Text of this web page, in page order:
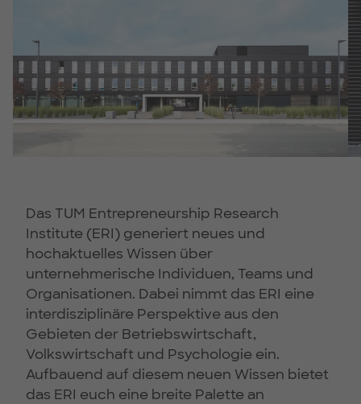
Das TUM Entrepreneurship Research
Institute (ERI) generiert neues und
hochaktuelles Wissen über
unternehmerische Individuen, Teams und
Organisationen. Dabei nimmt das ERI eine
interdisziplinäre Perspektive aus den
Gebieten der Betriebswirtschaft,
Volkswirtschaft und Psychologie ein.
Aufbauend auf diesem neuen Wissen bietet
das ERI euch eine breite Palette an